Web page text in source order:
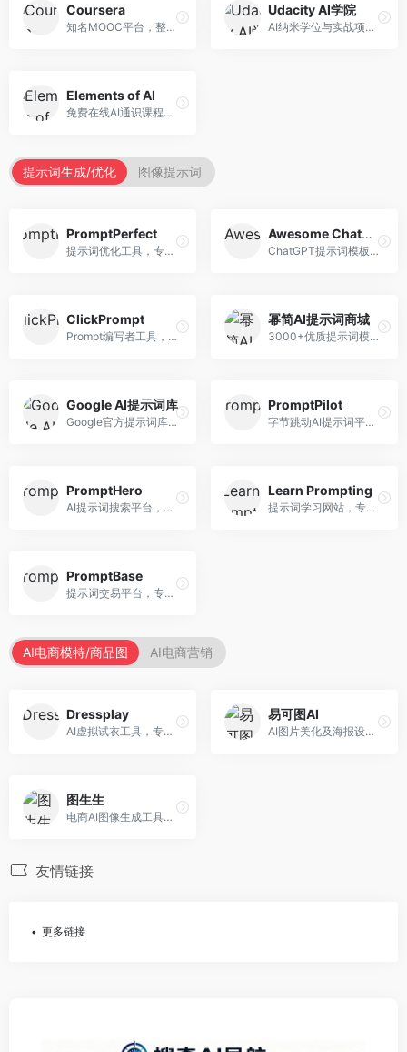
Coursera
知名MOOC平台，整合全球顶尖大学课程资源。面向学习者，提供AI、机器学习、深度学习等课程，证书认可度高，课程质量专业。
Udacity AI学院
AI纳米学位与实战项目平台，专注于职业导向学习。面向AI从业者，提供机器学习、深度学习、计算机视觉等纳米学位，项目实战性强。
Elements of AI
免费在线AI通识课程，专注于AI基础知识普及。面向普通大众，提供AI概念、原理、应用等入门知识，语言通俗易懂。
提示词生成/优化 图像提示词
PromptPerfect
提示词优化工具，专注于提示词质量提升。面向AI用户，提供提示词优化、效果测试、版本对比等服务，提示词优化专业。
Awesome ChatGPT Prompts
ChatGPT提示词模板库，专注于实用提示词收集。面向ChatGPT用户，提供提示词模板、使用场景、效果展示等资源，模板实用性强。
ClickPrompt
Prompt编写者工具，专注于提示词创作辅助。面向提示词创作者，提供提示词编辑、测试、分享等服务，创作工具完善。
幂简AI提示词商城
3000+优质提示词模板平台，专注于中文提示词。面向中文AI用户，提供提示词模板、分类检索、一键使用等服务，中文提示词丰富。
Google AI提示词库
Google官方提示词库，专注于Gemini模型优化。面向开发者，提供官方提示词指南、最佳实践、示例代码等资源，权威性强。
PromptPilot
字节跳动AI提示词平台，专注于提示词优化与管理。面向AI用户，提供提示词优化、效果测试、团队协作等服务，企业级功能完善。
PromptHero
AI提示词搜索平台，整合多种AI工具提示词资源。面向AI创作者，提供提示词搜索、模板库、社区分享等服务，提示词资源丰富。
Learn Prompting
提示词学习网站，专注于提示词工程教育。面向AI学习者，提供提示词教程、最佳实践、案例研究等资源，教学内容系统。
PromptBase
提示词交易平台，专注于高质量提示词买卖。面向AI创作者，提供提示词交易、模板购买、创作者收益等服务，提示词质量高。
AI电商模特/商品图 AI电商营销
Dressplay
AI虚拟试衣工具，专注于服装电商体验。面向服装电商，提供虚拟试穿、尺码推荐、穿搭建议等服务，试衣体验真实。
易可图AI
AI图片美化及海报设计平台，专注于电商视觉设计。面向电商卖家，提供图片美化、海报设计、营销素材等服务，设计效率高。
图生生
电商AI图像生成工具，专注于商品图创作。面向电商卖家，提供商品图生成、背景替换、批量处理等服务，商品图质量高。
友情链接
更多链接